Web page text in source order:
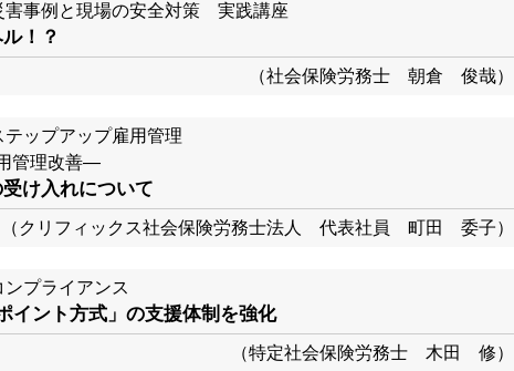
害事例と現場の安全対策 実践講座
！？
（社会保険労務士 朝倉 俊哉）
ップアップ雇用管理
管理改善―
け入れについて
（クリフィックス社会保険労務士法人 代表社員 町田 委子）
プライアンス
ント方式」の支援体制を強化
（特定社会保険労務士 木田 修）